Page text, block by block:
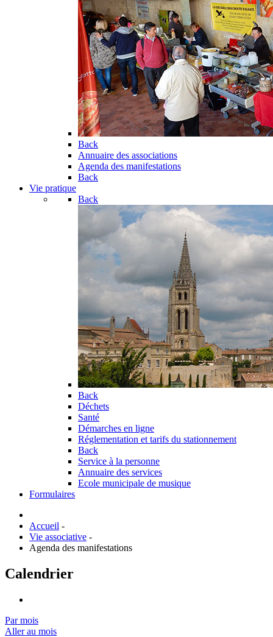
Back
Annuaire des associations
Agenda des manifestations
Back
Vie pratique
Back
Back
Déchets
Santé
Démarches en ligne
Réglementation et tarifs du stationnement
Back
Service à la personne
Annuaire des services
Ecole municipale de musique
Formulaires
Accueil -
Vie associative -
Agenda des manifestations
Calendrier
Par mois
Aller au mois